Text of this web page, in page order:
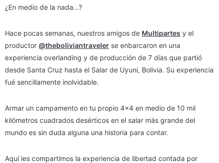
¿En medio de la nada…?
Hace pocas semanas, nuestros amigos de Multipartes y el
productor @theboliviantraveler se enbarcaron en una
experiencia overlanding y de producción de 7 días que partió
desde Santa Cruz hasta el Salar de Uyuni, Bolivia. Su experiencia
fué sencillamente inolvidable.
Armar un campamento en tu propio 4×4 en medio de 10 mil
kilómetros cuadrados desérticos en el salar más grande del
mundo es sin duda alguna una historia para contar.
Aquí les compartimos la experiencia de libertad contada por